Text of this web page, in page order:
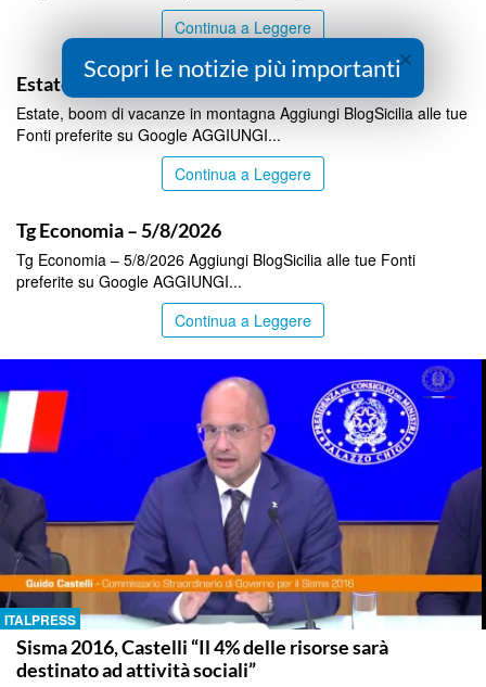
Continua a Leggere
Estate, boom di vacanze in montagna
Estate, boom di vacanze in montagna Aggiungi BlogSicilia alle tue
Fonti preferite su Google AGGIUNGI...
Continua a Leggere
Tg Economia – 5/8/2026
Tg Economia – 5/8/2026 Aggiungi BlogSicilia alle tue Fonti
preferite su Google AGGIUNGI...
Continua a Leggere
ITALPRESS
Sisma 2016, Castelli “Il 4% delle risorse sarà
destinato ad attività sociali”
×
Scopri le notizie più importanti